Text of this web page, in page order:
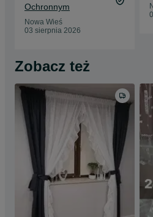
Ochronnym
Nowa Wieś
03 sierpnia 2026
Zobacz też